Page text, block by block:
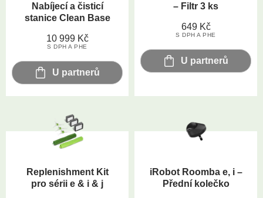
Nabíjecí a čisticí
stanice Clean Base
10 999 Kč
S DPH A PHE
U partnerů
– Filtr 3 ks
649 Kč
S DPH A PHE
U partnerů
Replenishment Kit
pro sérii e & i & j
iRobot Roomba e, i –
Přední kolečko